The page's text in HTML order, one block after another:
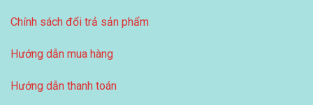
Chính sách đổi trả sản phẩm
Hướng dẫn mua hàng
Hướng dẫn thanh toán